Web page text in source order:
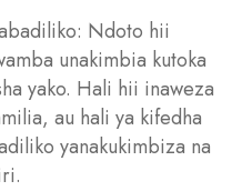
Ndoto hii
unakimbia kutoka
yako. Hali hii inaweza
au hali ya kifedha
yanakukimbiza na